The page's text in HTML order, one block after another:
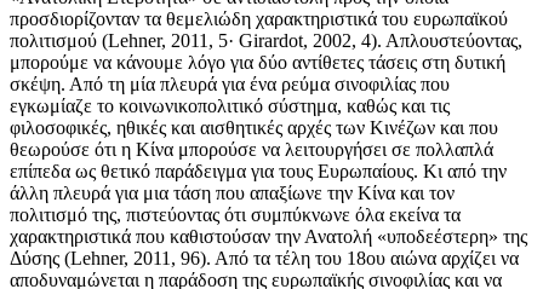
προσδιορίζονταν τα θεμελιώδη χαρακτηριστικά του ευρωπαϊκού
πολιτισμού (Lehner, 2011, 5· Girardot, 2002, 4). Απλουστεύοντας,
μπορούμε να κάνουμε λόγο για δύο αντίθετες τάσεις στη δυτική
σκέψη. Από τη μία πλευρά για ένα ρεύμα σινοφιλίας που
εγκωμίαζε το κοινωνικοπολιτικό σύστημα, καθώς και τις
φιλοσοφικές, ηθικές και αισθητικές αρχές των Κινέζων και που
θεωρούσε ότι η Κίνα μπορούσε να λειτουργήσει σε πολλαπλά
επίπεδα ως θετικό παράδειγμα για τους Ευρωπαίους. Κι από την
άλλη πλευρά για μια τάση που απαξίωνε την Κίνα και τον
πολιτισμό της, πιστεύοντας ότι συμπύκνωνε όλα εκείνα τα
χαρακτηριστικά που καθιστούσαν την Ανατολή «υποδεέστερη» της
Δύσης (Lehner, 2011, 96). Από τα τέλη του 18ου αιώνα αρχίζει να
αποδυναμώνεται η παράδοση της ευρωπαϊκής σινοφιλίας και να